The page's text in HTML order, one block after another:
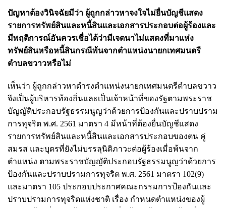
ปัญหาต้องวินิจฉัยมีว่า ผู้ถูกกล่าวหาจงใจไม่ยื่นบัญชีแสดง
รายการทรัพย์สินและหนี้สินและเอกสารประกอบต่อผู้ร้องและ
มีพฤติการณ์อันควรเชื่อได้ว่ามีเจตนาไม่แสดงที่มาแห่ง
ทรัพย์สินหรือหนี้สินกรณีพ้นจากตำแหน่งนายกเทศมนตรี
ตำบลขวาวหรือไม่
เห็นว่า ผู้ถูกกล่าวหาดำรงตำแหน่งนายกเทศมนตรีตำบลขวาว
จึงเป็นผู้บริหารท้องถิ่นและเป็นเจ้าหน้าที่ของรัฐตามพระราช
บัญญัติประกอบรัฐธรรมนูญว่าด้วยการป้องกันและปราบปราม
การทุจริต พ.ศ. 2561 มาตรา 4 มีหน้าที่ต้องยื่นบัญชีแสดง
รายการทรัพย์สินและหนี้สินและเอกสารประกอบของตน คู่
สมรส และบุตรที่ยังไม่บรรลุนิติภาวะต่อผู้ร้องเมื่อพ้นจาก
ตำแหน่ง ตามพระราชบัญญัติประกอบรัฐธรรมนูญว่าด้วยการ
ป้องกันและปราบปรามการทุจริต พ.ศ. 2561 มาตรา 102(9)
และมาตรา 105 ประกอบประกาศคณะกรรมการป้องกันและ
ปราบปรามการทุจริตแห่งชาติ เรื่อง กำหนดตำแหน่งของผู้